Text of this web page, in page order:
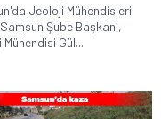
Jeoloji Mühendisleri
Şube Başkanı,
Gül...